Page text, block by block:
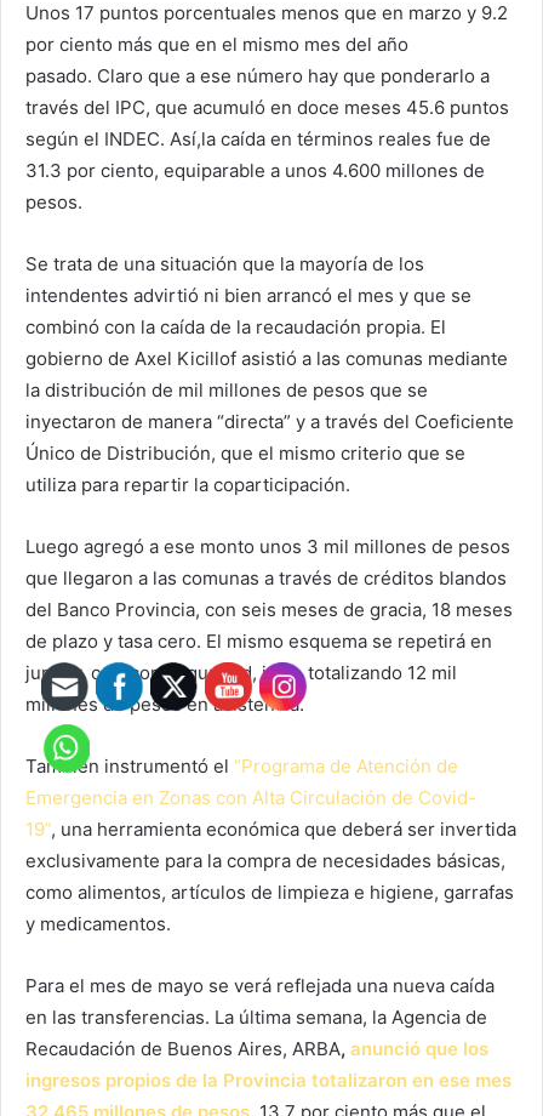
Unos 17 puntos porcentuales menos que en marzo y 9.2
por ciento más que en el mismo mes del año
pasado. Claro que a ese número hay que ponderarlo a
través del IPC, que acumuló en doce meses 45.6 puntos
según el INDEC. Así,la caída en términos reales fue de
31.3 por ciento, equiparable a unos 4.600 millones de
pesos.
Se trata de una situación que la mayoría de los
intendentes advirtió ni bien arrancó el mes y que se
combinó con la caída de la recaudación propia. El
gobierno de Axel Kicillof asistió a las comunas mediante
la distribución de mil millones de pesos que se
inyectaron de manera “directa” y a través del Coeficiente
Único de Distribución, que el mismo criterio que se
utiliza para repartir la coparticipación.
Luego agregó a ese monto unos 3 mil millones de pesos
que llegaron a las comunas a través de créditos blandos
del Banco Provincia, con seis meses de gracia, 18 meses
de plazo y tasa cero. El mismo esquema se repetirá en
junio y, casi con seguridad, julio, totalizando 12 mil
millones de pesos en asistencia.
También instrumentó el “Programa de Atención de
Emergencia en Zonas con Alta Circulación de Covid-
19”, una herramienta económica que deberá ser invertida
exclusivamente para la compra de necesidades básicas,
como alimentos, artículos de limpieza e higiene, garrafas
y medicamentos.
Para el mes de mayo se verá reflejada una nueva caída
en las transferencias. La última semana, la Agencia de
Recaudación de Buenos Aires, ARBA, anunció que los
ingresos propios de la Provincia totalizaron en ese mes